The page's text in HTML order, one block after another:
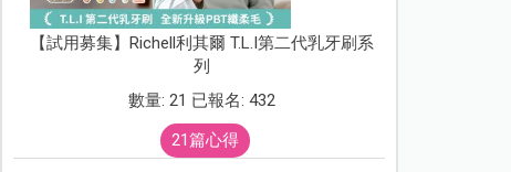
【試用募集】Richell利其爾 T.L.I第二代乳牙刷系
列
數量: 21 已報名: 432
21篇心得